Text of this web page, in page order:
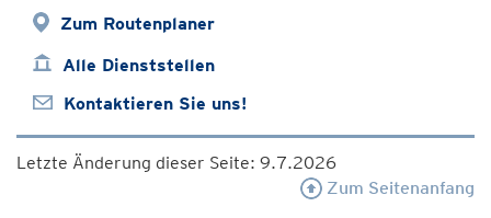
Zum Routenplaner
Alle Dienststellen
Kontaktieren Sie uns!
Letzte Änderung dieser Seite: 9.7.2026
Zum Seitenanfang